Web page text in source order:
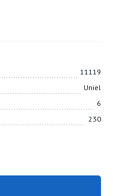
11119
Uniel
6
230